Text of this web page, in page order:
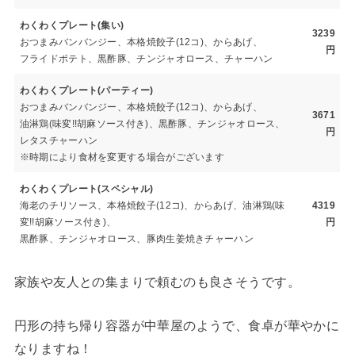
わくわくプレート(集い)
おつまみバンバンジー、本格焼餃子(12コ)、からあげ、
フライドポテト、黒酢豚、チンジャオロース、チャーハン
3239
円
わくわくプレート(パーティー)
おつまみバンバンジー、本格焼餃子(12コ)、からあげ、
油淋鶏(味変!!胡麻ソース付き)、黒酢豚、チンジャオロース、
レタスチャーハン
※時期により食材を変更する場合がございます
3671
円
わくわくプレート(スペシャル)
海老のチリソース、本格焼餃子(12コ)、からあげ、油淋鶏(味
変!!胡麻ソース付き)、
黒酢豚、チンジャオロース、豚肉生姜焼きチャーハン
4319
円
家族や友人との集まりで頼むのも良さそうです。
円形の持ち帰り容器が中華屋のようで、食卓が華やかに
なりますね！